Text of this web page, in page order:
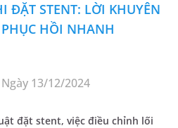
ĐẶT STENT: LỜI KHUYÊN
HỒI NHANH
Ngày 13/12/2024
đặt stent, việc điều chỉnh lối